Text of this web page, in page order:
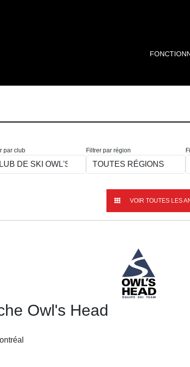
par club Filtrer par région
VOIR TOUTES LES
Owl's Head